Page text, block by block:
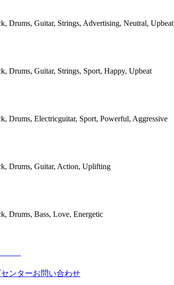
Drums, Guitar, Strings, Advertising, Neutral, Upbeat
Drums, Guitar, Strings, Sport, Happy, Upbeat
Drums, Electricguitar, Sport, Powerful, Aggressive
Drums, Guitar, Action, Uplifting
Drums, Bass, Love, Energetic
ンターお問い合わせ